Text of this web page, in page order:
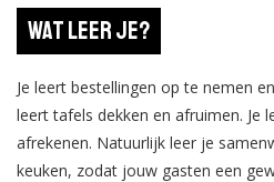
Wat leer je?
Je leert bestellingen op te nemen
leert tafels dekken en afruimen. Je
afrekenen. Natuurlijk leer je
keuken, zodat jouw gasten een